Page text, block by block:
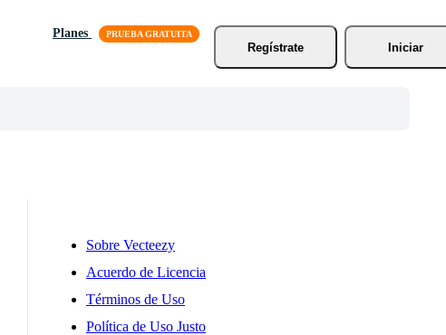
Planes
Regístrate
Iniciar
Sobre Vecteezy
Acuerdo de Licencia
Términos de Uso
Política de Uso Justo